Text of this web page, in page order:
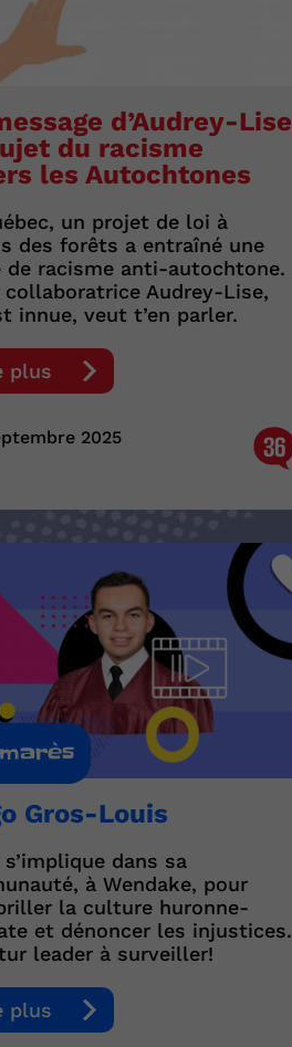
d’Audrey-Lise
du racisme
les Autochtones
un projet de loi à
des forêts a entraîné une
de racisme anti-autochtone.
collaboratrice Audrey-Lise,
innue, veut t’en parler.
plus
2025 36
Gros-Louis
s’implique dans sa
à Wendake, pour
la culture huronne-
et dénoncer les injustices.
leader à surveiller!
plus